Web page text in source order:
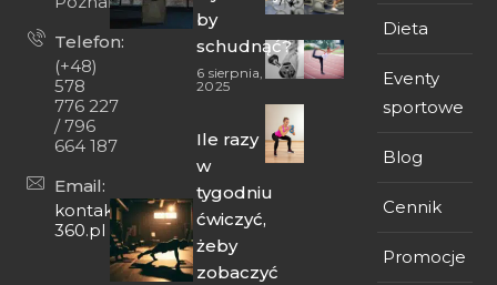
Telefon:
(+48)
578
776 227
/ 796
664 187
Email:
kontakt@fit-
360.pl
by
schudnąć?
6 sierpnia,
2025
Ile razy
w
tygodniu
ćwiczyć,
żeby
zobaczyć
Dieta
Eventy
sportowe
Blog
Cennik
Promocje